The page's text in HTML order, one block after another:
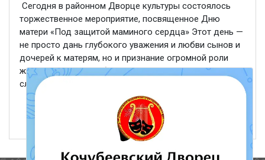
Сегодня в районном Дворце культуры состоялось
торжественное мероприятие, посвященное Дню
матери «Под защитой маминого сердца» Этот день —
не просто дань глубокого уважения и любви сынов и
дочерей к матерям, но и признание огромной роли
женщины в жизни общества. С многочисленными
словами ...